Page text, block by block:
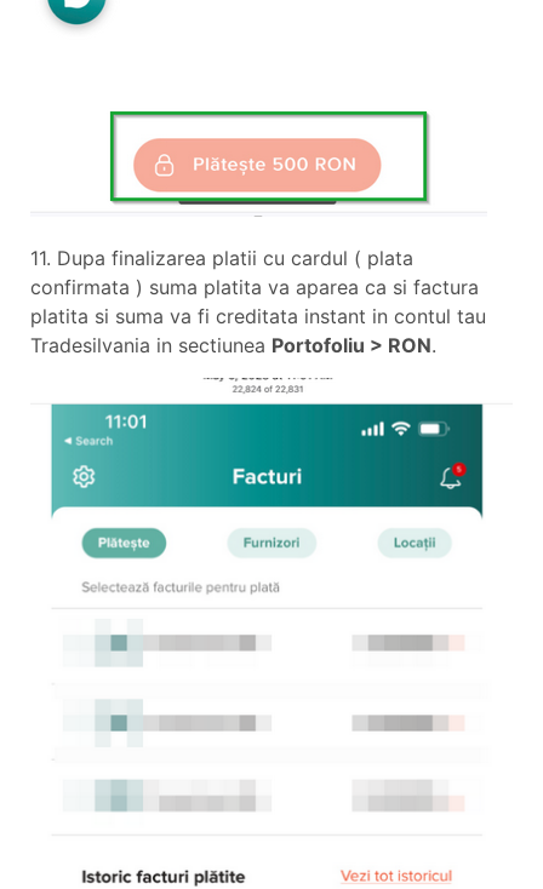
11. Dupa finalizarea platii cu cardul ( plata
confirmata ) suma platita va aparea ca si factura
platita si suma va fi creditata instant in contul tau
Tradesilvania in sectiunea Portofoliu > RON.